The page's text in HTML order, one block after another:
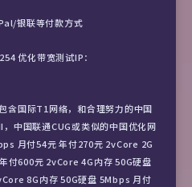
银联等付款方式
优化带宽测试IP：
含国际T1网络，和合理努力的中国
中国联通CUG或类似的中国优化网
月付54元 年付270元 2vCore 2G
付600元 2vCore 4G内存 50G硬盘
8G内存 50G硬盘 5Mbps 月付